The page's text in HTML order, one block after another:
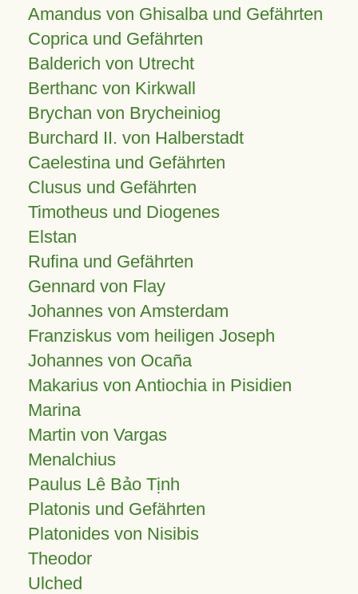
Amandus von Ghisalba und Gefährten
Coprica und Gefährten
Balderich von Utrecht
Berthanc von Kirkwall
Brychan von Brycheiniog
Burchard II. von Halberstadt
Caelestina und Gefährten
Clusus und Gefährten
Timotheus und Diogenes
Elstan
Rufina und Gefährten
Gennard von Flay
Johannes von Amsterdam
Franziskus vom heiligen Joseph
Johannes von Ocaña
Makarius von Antiochia in Pisidien
Marina
Martin von Vargas
Menalchius
Paulus Lê Bảo Tịnh
Platonis und Gefährten
Platonides von Nisibis
Theodor
Ulched